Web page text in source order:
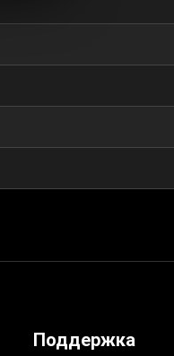
Поддержка